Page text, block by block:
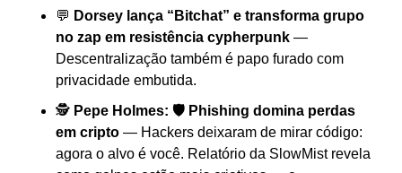
💬 Dorsey lança “Bitchat” e transforma grupo
no zap em resistência cypherpunk —
Descentralização também é papo furado com
privacidade embutida.
🕵️ Pepe Holmes: 🛡️ Phishing domina perdas
em cripto — Hackers deixaram de mirar código:
agora o alvo é você. Relatório da SlowMist revela